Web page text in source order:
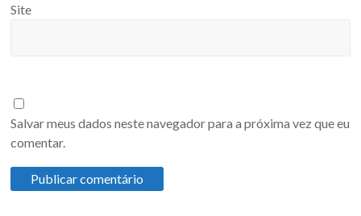
Site
Salvar meus dados neste navegador para a próxima vez que eu
comentar.